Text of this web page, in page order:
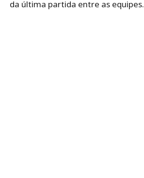
da última partida entre as equipes.